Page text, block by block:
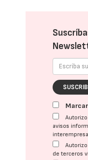
avisos
de terceros